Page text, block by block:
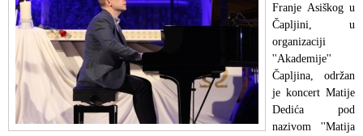
Franje Asiškog u
Čapljini, u
organizaciji
''Akademije''
Čapljina, održan
je koncert Matije
Dedića pod
nazivom ''Matija